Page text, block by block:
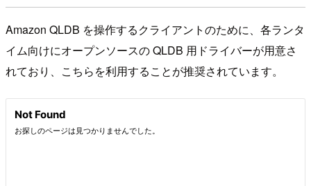
Amazon QLDB を操作するクライアントのために、各ランタ
イム向けにオープンソースの QLDB 用ドライバーが用意さ
れており、こちらを利用することが推奨されています。